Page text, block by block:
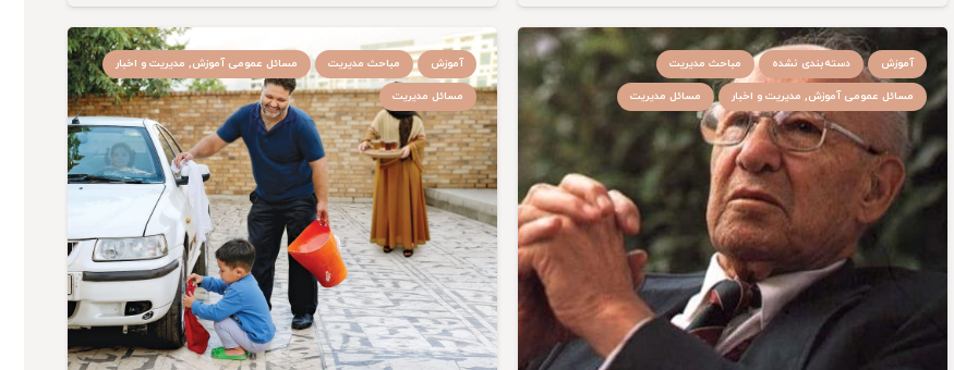
آموزش دسته‌بندی نشده
مباحث مدیریت
مسائل عمومی آموزش, مدیریت و اخبار
مسائل مدیریت
آموزش مباحث مدیریت
مسائل عمومی آموزش, مدیریت و اخبار
مسائل مدیریت